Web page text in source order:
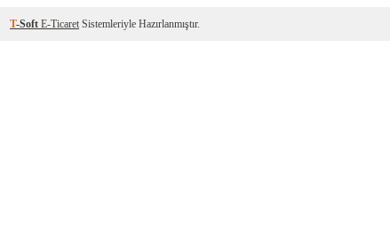
T-Soft E-Ticaret Sistemleriyle Hazırlanmıştır.